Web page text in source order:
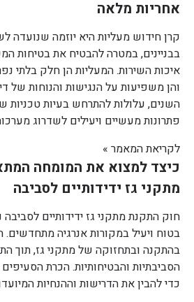
אחריות מלאה
קרן חידוש מעליות היא יוזמה שנועדה
בבניינים, במטרה להבטיח את בטיחות
איכות השירות. המעליות הן חלק בלתי
והן משפיעות על הנגישות והנוחות של
השנים, עלולות להתרחש בעיות טכניות
פתרונות מעשיים ויעילים לשדרוג
לקריאת המאמר »
כיצד למצוא את המומחה
מתקני גז ידידותיים לסביבה
חוק התקנת מתקני גז ידידותיים
בטוח ויעיל במקורות אנרגיה
בהתקנה ובתחזוקה של מתקני גז, תוך
הסביבתיות והבטיחותיות. הכרת הסעיפים
כדי להבין את הדרישות וההנחיות